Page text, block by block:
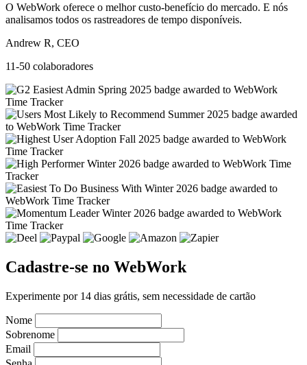
O WebWork oferece o melhor custo-benefício do mercado. E nós
analisamos todos os rastreadores de tempo disponíveis.
Andrew R, CEO
11-50 colaboradores
Cadastre-se no WebWork
Experimente por 14 dias grátis, sem necessidade de cartão
Nome
Sobrenome
Email